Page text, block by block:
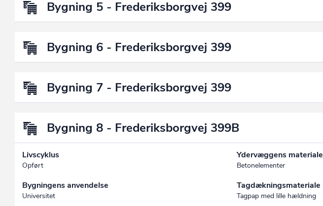
Bygning 5 - Frederiksborgvej 399
Bygning 6 - Frederiksborgvej 399
Bygning 7 - Frederiksborgvej 399
Bygning 8 - Frederiksborgvej 399B
Livscyklus
Opført
Bygningens anvendelse
Universitet
Ydervæggens materiale
Betonelementer
Tagdækningsmateriale
Tagpap med lille hældning